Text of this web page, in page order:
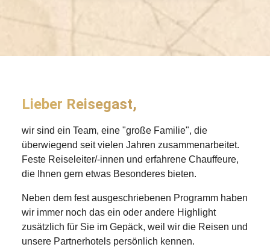
Lieber Reisegast,
wir sind ein Team, eine "große Familie", die
überwiegend seit vielen Jahren zusammenarbeitet.
Feste Reiseleiter/-innen und erfahrene Chauffeure,
die Ihnen gern etwas Besonderes bieten.
Neben dem fest ausgeschriebenen Programm haben
wir immer noch das ein oder andere Highlight
zusätzlich für Sie im Gepäck, weil wir die Reisen und
unsere Partnerhotels persönlich kennen.